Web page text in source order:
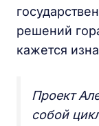
решений
кажется
Проект
собой